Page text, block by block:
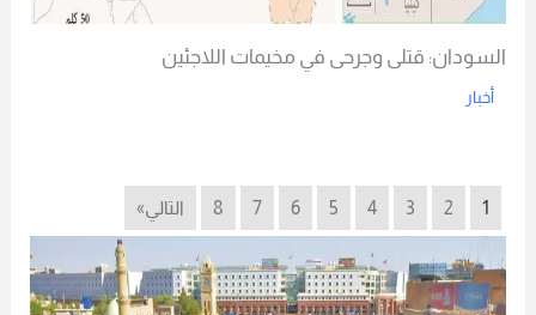
السودان: قتلى وجرحى في مخيمات اللاجئين
أخبار
1
2
3
4
5
6
7
8 التالي»